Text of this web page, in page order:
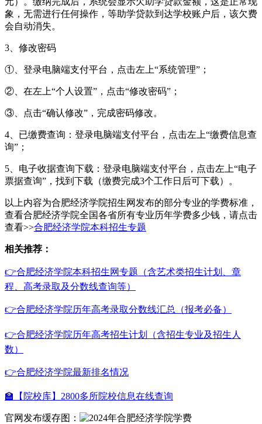
象，无需进行任何操作，等助学贷款到达学校账户后，该欠费
会自动消失。
3、修改密码
①、登录电脑端支付平台，点击左上“系统管理”；
②、在左上“个人设置”，点击“修改密码”；
③、点击“确认修改”，完成密码修改。
4、已缴费查询：登录电脑端支付平台，点击左上“缴费信息查
询”；
5、电子收据查询下载：登录电脑端支付平台，点击左上“电子
票据查询”，找到下载（缴费完成3个工作日后可下载）。
以上内容为合肥经济学院招生网发布的部分专业的学费标准，
查看合肥经济学院全国各省所有专业历年学费多少钱，请点击
查看>>合肥经济学院本科招生专题
相关推荐：
👉合肥经济学院本科招生网专题（含艺术类招生计划、章
程、高考录取及分数线查询等）
👉合肥经济学院历年高考录取分数线汇总（报考必备）
👉合肥经济学院历年高考招生计划（含招生专业及招生人
数）
👉合肥经济学院最新排名情况
🏫【院校库】2800多所院校信息在线查询
官网发布缓存图：